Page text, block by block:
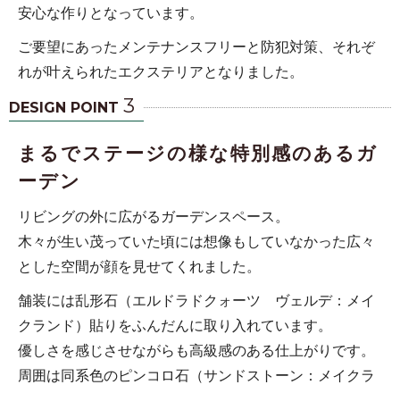
安心な作りとなっています。
ご要望にあったメンテナンスフリーと防犯対策、それぞ
れが叶えられたエクステリアとなりました。
DESIGN POINT 3
まるでステージの様な特別感のあるガ
ーデン
リビングの外に広がるガーデンスペース。
木々が生い茂っていた頃には想像もしていなかった広々
とした空間が顔を見せてくれました。
舗装には乱形石（エルドラドクォーツ ヴェルデ：メイ
クランド）貼りをふんだんに取り入れています。
優しさを感じさせながらも高級感のある仕上がりです。
周囲は同系色のピンコロ石（サンドストーン：メイクラ